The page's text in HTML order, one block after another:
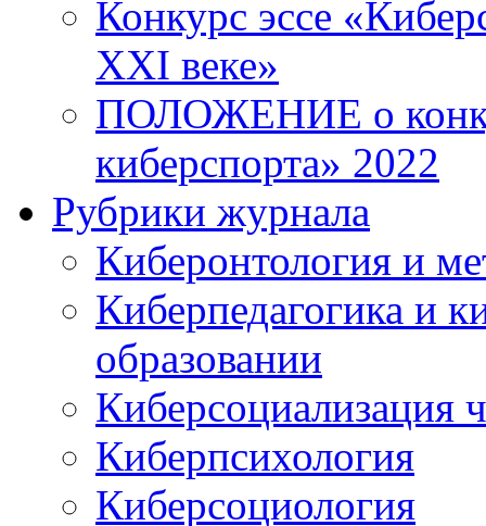
Конкурс эссе
XXI веке»
ПОЛОЖЕНИЕ о
киберспорта» 2022
Рубрики журнала
Киберонтология и
Киберпедагогика и
образовании
Киберсоциализация
Киберпсихология
Киберсоциология